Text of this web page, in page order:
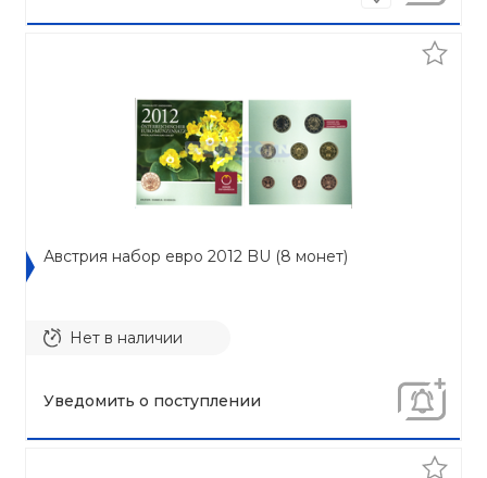
Австрия набор евро 2012 BU (8 монет)
Нет в наличии
Уведомить о поступлении